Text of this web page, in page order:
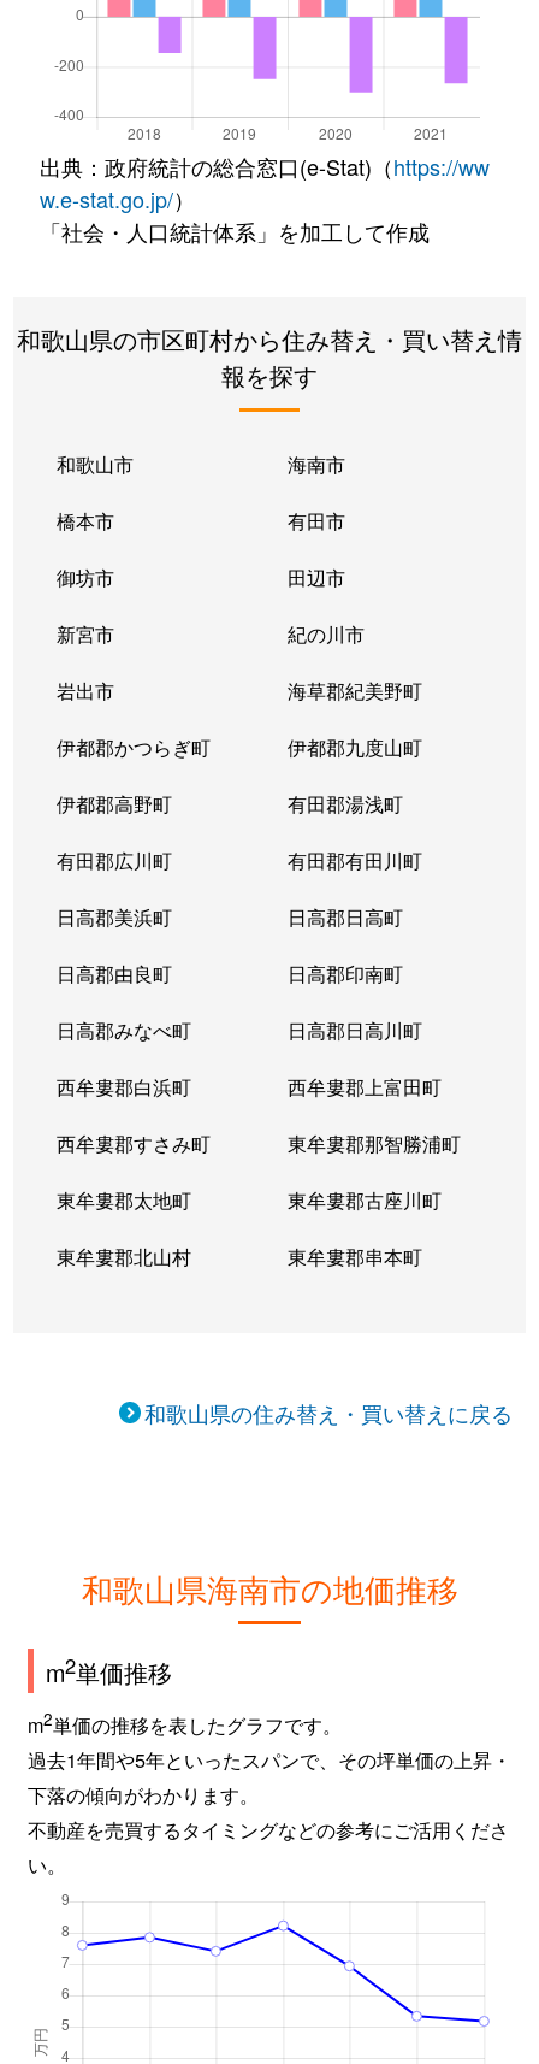
出典：政府統計の総合窓口(e-Stat)（https://ww
w.e-stat.go.jp/）
「社会・人口統計体系」を加工して作成
和歌山県の市区町村から住み替え・買い替え情
報を探す
和歌山市 海南市
橋本市 有田市
御坊市 田辺市
新宮市 紀の川市
岩出市 海草郡紀美野町
伊都郡かつらぎ町 伊都郡九度山町
伊都郡高野町 有田郡湯浅町
有田郡広川町 有田郡有田川町
日高郡美浜町 日高郡日高町
日高郡由良町 日高郡印南町
日高郡みなべ町 日高郡日高川町
西牟婁郡白浜町 西牟婁郡上富田町
西牟婁郡すさみ町 東牟婁郡那智勝浦町
東牟婁郡太地町 東牟婁郡古座川町
東牟婁郡北山村 東牟婁郡串本町
和歌山県の住み替え・買い替えに戻る
和歌山県海南市の地価推移
m2単価推移
m2単価の推移を表したグラフです。
過去1年間や5年といったスパンで、その坪単価の上昇・
下落の傾向がわかります。
不動産を売買するタイミングなどの参考にご活用くださ
い。